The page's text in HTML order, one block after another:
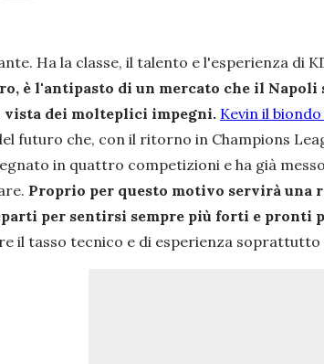
Ha la classe, il talento e l'esperienza di
è l'antipasto di un mercato che il
dei molteplici impegni. Kevin il
futuro che, con il ritorno in Champions
in quattro competizioni e ha già
Proprio per questo motivo servirà una
per sentirsi sempre più forti e pronti
il tasso tecnico e di esperienza